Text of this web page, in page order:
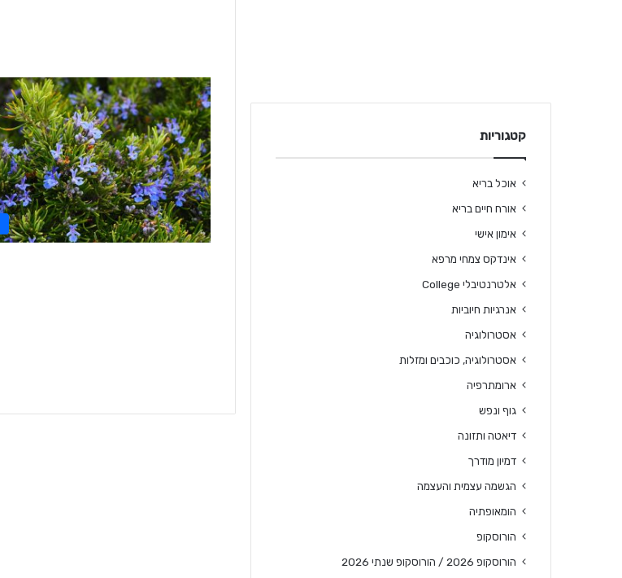
קטגוריות
אוכל בריא
אורח חיים בריא
אימון אישי
אינדקס צמחי מרפא
אלטרנטיבלי College
אנרגיות חיוביות
אסטרולוגיה
אסטרולוגיה, כוכבים ומזלות
ארומתרפיה
גוף ונפש
דיאטה ותזונה
דמיון מודרך
הגשמה עצמית והעצמה
הומאופתיה
הורוסקופ
הורוסקופ 2026 / הורוסקופ שנתי 2026